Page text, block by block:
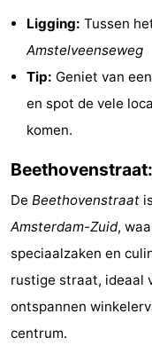
Ligging: Tussen
Amstelveenseweg
Tip: Geniet van
en spot de vele
komen.
De Beethovenstraat
Amsterdam-Zuid,
speciaalzaken en
rustige straat, ideaal
ontspannen
centrum.